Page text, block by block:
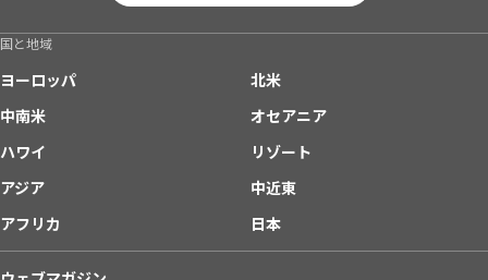
国と地域
ヨーロッパ
北米
中南米
オセアニア
ハワイ
リゾート
アジア
中近東
アフリカ
日本